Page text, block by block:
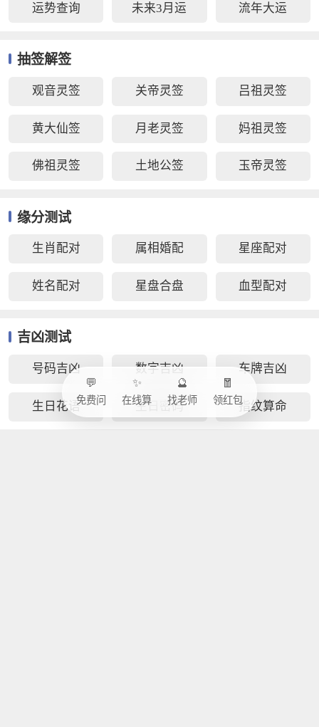
运势查询 未来3月运 流年大运
抽签解签
观音灵签 关帝灵签 吕祖灵签
黄大仙签 月老灵签 妈祖灵签
佛祖灵签 土地公签 玉帝灵签
缘分测试
生肖配对 属相婚配 星座配对
姓名配对 星盘合盘 血型配对
吉凶测试
号码吉凶 数字吉凶 车牌吉凶
生日花语 生日密码 指纹算命
💬
免费问
✨
在线算
🔮
找老师
🧧
领红包